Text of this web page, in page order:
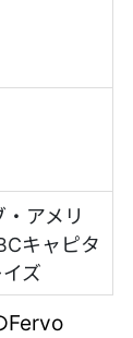
アメリ
キャピタ
ズ
Fervo